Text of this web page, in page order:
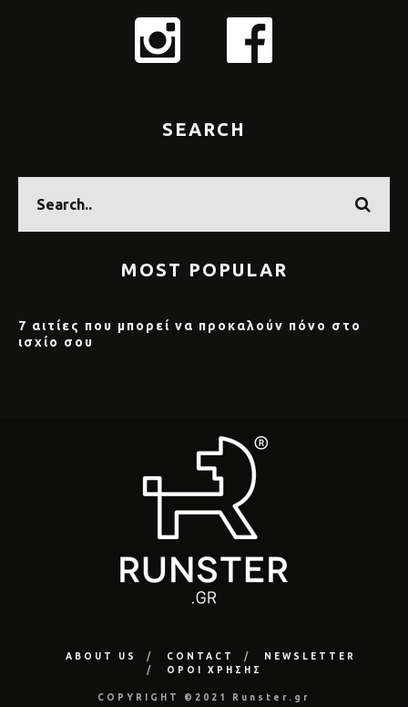
SEARCH
MOST POPULAR
7 αιτίες που μπορεί να προκαλούν πόνο στο
ισχίο σου
ABOUT US CONTACT
NEWSLETTER
ΟΡΟΙ ΧΡΗΣΗΣ
COPYRIGHT ©2021 Runster.gr